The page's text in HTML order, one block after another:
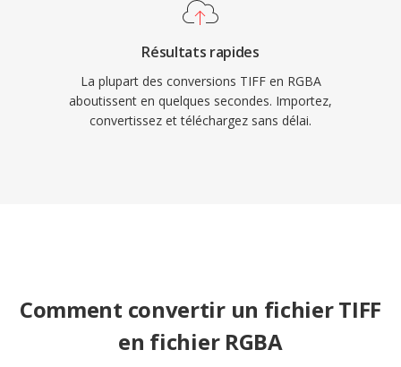
Résultats rapides
La plupart des conversions TIFF en RGBA
aboutissent en quelques secondes. Importez,
convertissez et téléchargez sans délai.
Comment convertir un fichier TIFF
en fichier RGBA